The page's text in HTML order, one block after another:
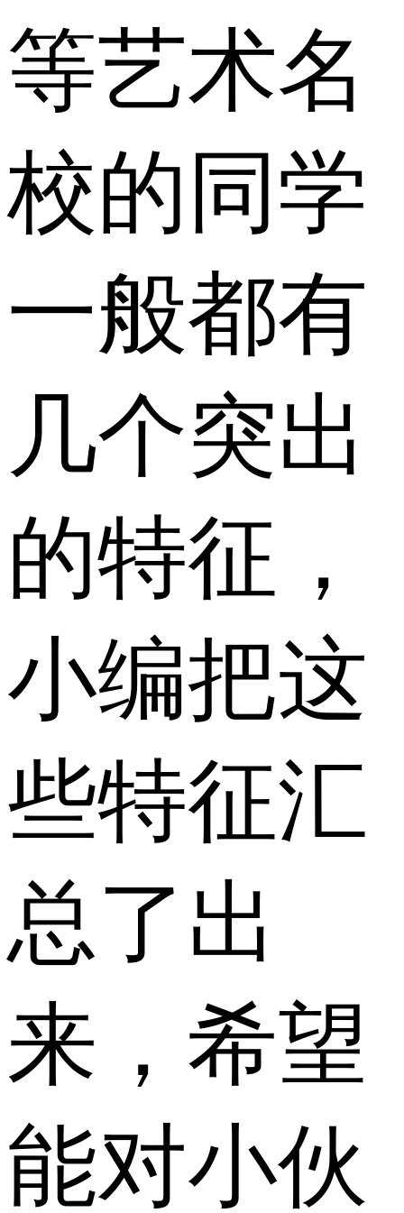
等艺术名
校的同学
一般都有
几个突出
的特征，
小编把这
些特征汇
总了出
来，希望
能对小伙